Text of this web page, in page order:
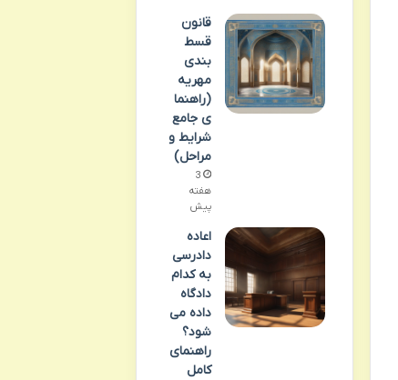
قانون
قسط
بندی
مهریه
(راهنما
ی جامع
شرایط و
مراحل)
3
هفته
پیش
اعاده
دادرسی
به کدام
دادگاه
داده می
شود؟
راهنمای
کامل